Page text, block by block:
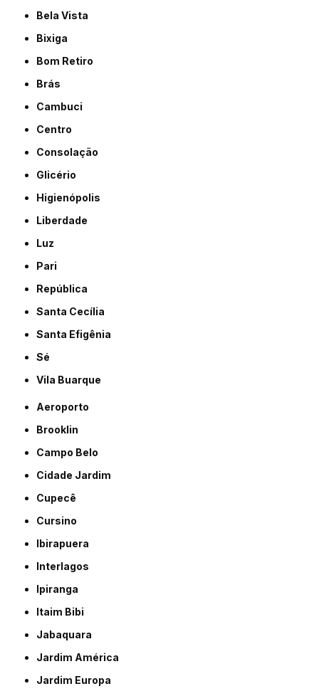
Bela Vista
Bixiga
Bom Retiro
Brás
Cambuci
Centro
Consolação
Glicério
Higienópolis
Liberdade
Luz
Pari
República
Santa Cecília
Santa Efigênia
Sé
Vila Buarque
Aeroporto
Brooklin
Campo Belo
Cidade Jardim
Cupecê
Cursino
Ibirapuera
Interlagos
Ipiranga
Itaim Bibi
Jabaquara
Jardim América
Jardim Europa